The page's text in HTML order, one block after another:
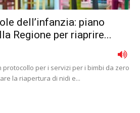
dell’infanzia: piano
Regione per riaprire...
protocollo per i servizi per i bimbi da zero
la riapertura di nidi e...